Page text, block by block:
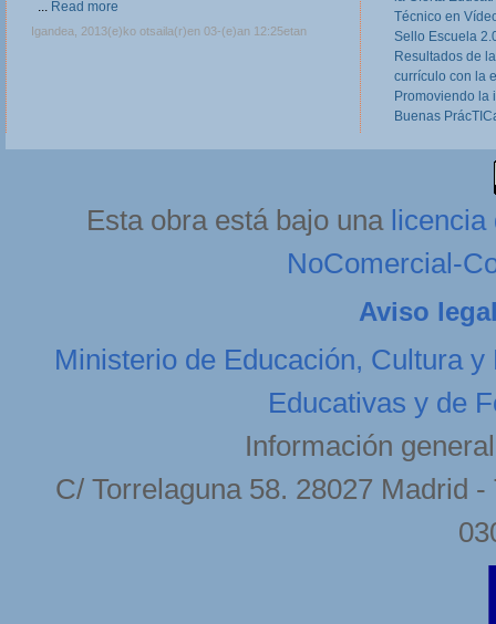
... Read more
Igandea, 2013(e)ko otsaila(r)en 03-(e)an 12:25etan
Técnico en
Sello Escuela
Resultados de
currículo con la
Promoviendo la
Buenas
Esta obra está bajo una licencia
NoComercial-
Aviso
Ministerio de Educación, Cultura y
Educativas y de
Información
C/ Torrelaguna 58. 28027 Madrid